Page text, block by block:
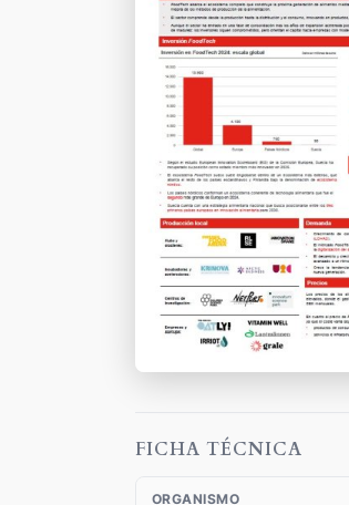
FICHA TÉCNICA
ORGANISMO